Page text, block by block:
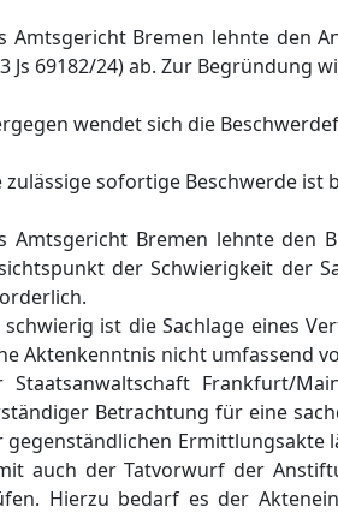
Amtsgericht Bremen lehnte den
Js 69182/24) ab. Zur Begründung
wendet sich die
zulässige sofortige Beschwerde ist
Amtsgericht Bremen lehnte den
der Schwierigkeit der
schwierig ist die Sachlage eines
Aktenkenntnis nicht umfassend
Staatsanwaltschaft Frankfurt/
Betrachtung für eine
gegenständlichen
auch der Tatvorwurf der
Hierzu bedarf es der